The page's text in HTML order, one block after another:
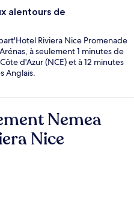
alentours de
Riviera Nice Promenade
à seulement 1 minutes de
d'Azur (NCE) et à 12 minutes
Anglais.
Nemea
Nice